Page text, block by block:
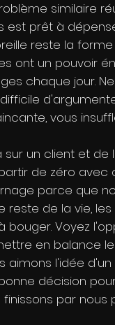
similaire
est prêt à
reste la
ont un pouvoir
chaque jour.
vous
un client et de
de zéro avec
parce que
reste de la vie,
Voyez
en balance
l'idée
décision
par